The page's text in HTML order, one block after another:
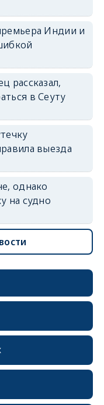
Индии и
рассказал,
в Сеуту
выезда
однако
на судно